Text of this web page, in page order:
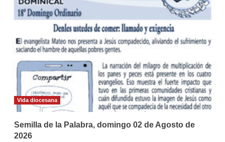
la
Palabra,
domingo
de
Agosto
de
2026
Vida diocesana
Semilla de la Palabra, domingo 02 de Agosto de
2026